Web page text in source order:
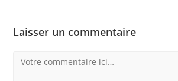
Laisser un commentaire
Comment